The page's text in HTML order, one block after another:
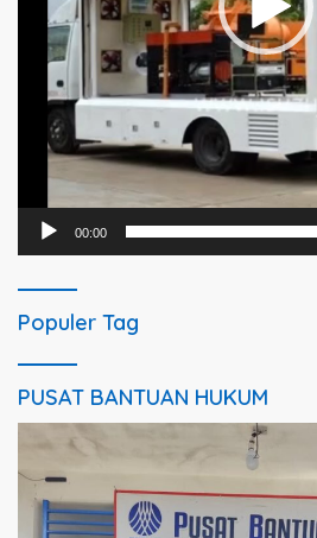
00:00
Populer Tag
PUSAT BANTUAN HUKUM